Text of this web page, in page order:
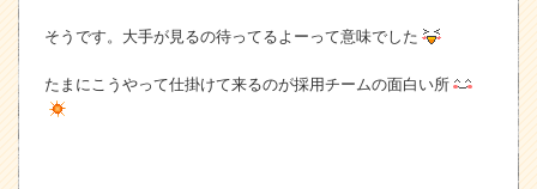
そうです。大手が見るの待ってるよーって意味でした
たまにこうやって仕掛けて来るのが採用チームの面白い所